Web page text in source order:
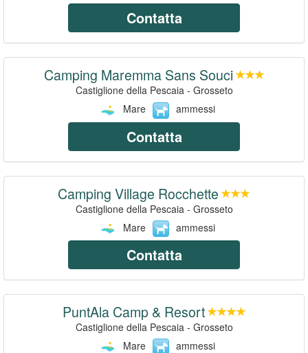
Contatta
Camping Maremma Sans Souci
Castiglione della Pescaia - Grosseto
Mare
ammessi
Contatta
Camping Village Rocchette
Castiglione della Pescaia - Grosseto
Mare
ammessi
Contatta
PuntAla Camp & Resort
Castiglione della Pescaia - Grosseto
Mare
ammessi